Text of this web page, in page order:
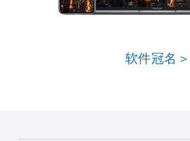
软件冠名＞